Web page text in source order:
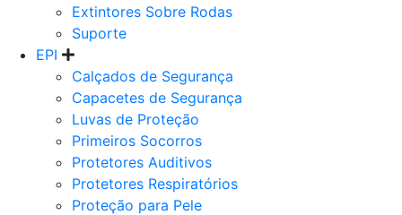
Extintores Sobre Rodas
Suporte
EPI
Calçados de Segurança
Capacetes de Segurança
Luvas de Proteção
Primeiros Socorros
Protetores Auditivos
Protetores Respiratórios
Proteção para Pele